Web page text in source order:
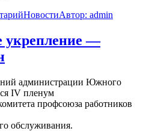
НовостиАвтор: admin
укрепление —
администрации Южного
IV пленум
профсоюза работников
обслуживания.